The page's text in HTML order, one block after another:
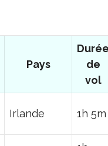
Pays
de
vol
Irlande 1h 5m